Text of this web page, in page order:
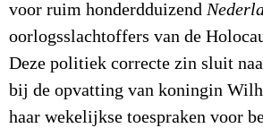
voor ruim honderdduizend
oorlogsslachtoffers van de
Deze politiek correcte zin sluit
bij de opvatting van koningin
haar wekelijkse toespraken voor